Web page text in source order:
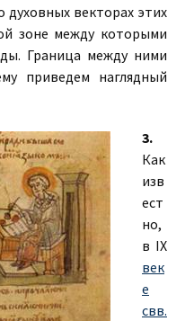
векторах этих
зоне между которыми
Граница между ними
приведем наглядный
3.
Как
изв
ест
но,
в IX
век
е
свв.